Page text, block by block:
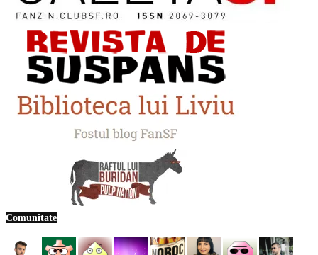
Comunitate